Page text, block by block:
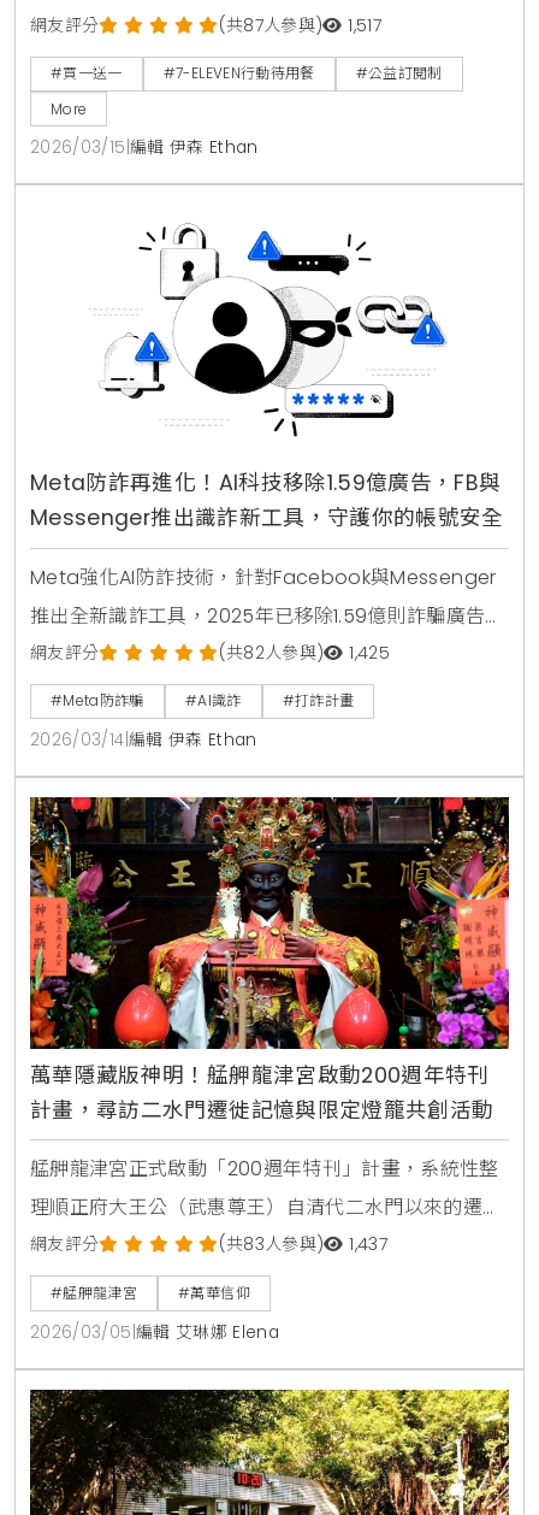
周到公益訂閱制。透過數位工具，受助者可自主至門市
兌換愛心便當與鮮乳，不僅解決公益團體人力缺口，更
提升受助者尊嚴，打造全台最大規模的數位公益餐食支
持系統。
網友評分 (共87人參與) 1,517
#買一送一 #7-ELEVEN行動待用餐
#公益訂閱制
More
2026/03/15 編輯 伊森 Ethan
Meta防詐再進化！AI科技移除1.59億廣告，FB與
Messenger推出識詐新工具，守護你的帳號安全
Meta強化AI防詐技術，針對Facebook與Messenger
推出全新識詐工具，2025年已移除1.59億則詐騙廣告。
透過AI辨識名人詐騙、虛假帳號與惡意網域，並推出可
疑好友邀請提醒與進階對話審閱功能，全面守護社群安
全。
網友評分 (共82人參與) 1,425
#Meta防詐騙 #AI識詐 #打詐計畫
2026/03/14 編輯 伊森 Ethan
萬華隱藏版神明！艋舺龍津宮啟動200週年特刊
計畫，尋訪二水門遷徙記憶與限定燈籠共創活動
艋舺龍津宮正式啟動「200週年特刊」計畫，系統性整
理順正府大王公（武惠尊王）自清代二水門以來的遷徙
歷史。透過燈籠共創儀式與數位典藏，龍津宮推動信仰
公共化，讓這尊守護萬華200年的紅面神明，從家族家
廟轉型為台北重要的公共文化資產與歷史縮影。
網友評分 (共83人參與) 1,437
#艋舺龍津宮 #萬華信仰
2026/03/05 編輯 艾琳娜 Elena